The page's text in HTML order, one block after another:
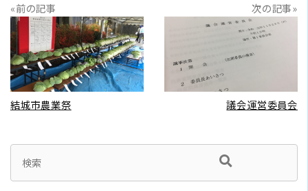
«前の記事
READ MORE
結城市農業祭
次の記事»
READ MORE
議会運営委員会